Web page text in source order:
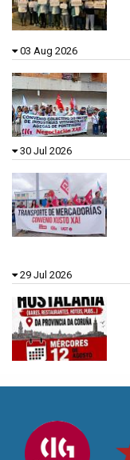
03 Aug 2026
30 Jul 2026
29 Jul 2026